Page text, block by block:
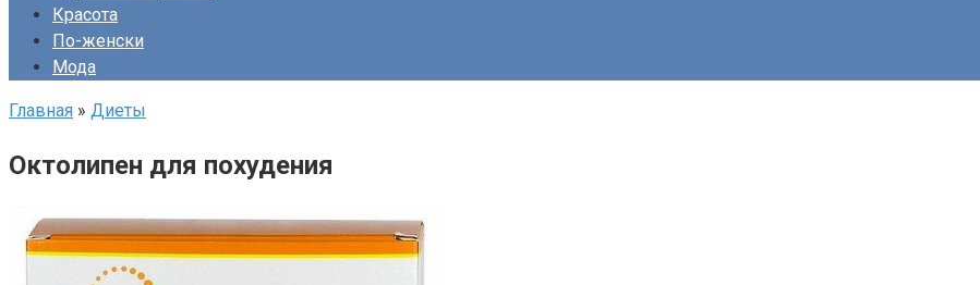
Красота
По-женски
Мода
Главная » Диеты
Октолипен для похудения